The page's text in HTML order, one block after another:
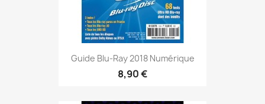
Guide Blu-Ray 2018 Numérique
8,90 €